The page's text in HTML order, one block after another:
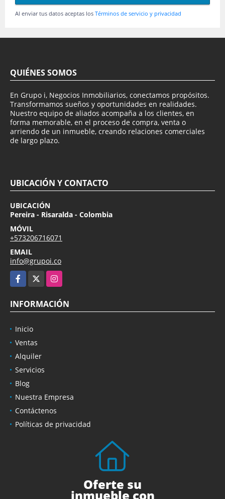
Al enviar tus datos aceptas los Términos de servicio y privacidad
QUIÉNES SOMOS
En Grupo i, Negocios Inmobiliarios, conectamos propósitos.
Transformamos sueños y oportunidades en realidades.
Nuestro equipo de aliados acompaña a los clientes, en
forma memorable, en el proceso de compra, venta o
arriendo de un inmueble, creando relaciones comerciales
de largo plazo.
UBICACIÓN Y CONTACTO
UBICACIÓN
Pereira - Risaralda - Colombia
MÓVIL
+573206716071
EMAIL
info@grupoi.co
Facebook
Instagram
INFORMACIÓN
Inicio
Ventas
Alquiler
Servicios
Blog
Nuestra Empresa
Contáctenos
Políticas de privacidad
Oferte su
inmueble con